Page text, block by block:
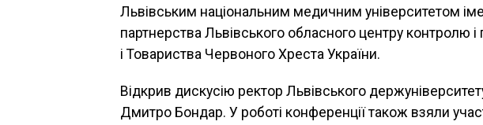
Львівським національним медичним університетом
партнерства Львівського обласного центру контролю
і Товариства Червоного Хреста України.
Відкрив дискусію ректор Львівського
Дмитро Бондар. У роботі конференції також взяли